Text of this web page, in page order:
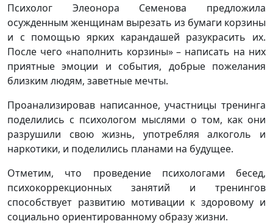
Психолог Элеонора Семенова предложила
осужденным женщинам вырезать из бумаги корзины
и с помощью ярких карандашей разукрасить их.
После чего «наполнить корзины» – написать на них
приятные эмоции и события, добрые пожелания
близким людям, заветные мечты.
Проанализировав написанное, участницы тренинга
поделились с психологом мыслями о том, как они
разрушили свою жизнь, употребляя алкоголь и
наркотики, и поделились планами на будущее.
Отметим, что проведение психологами бесед,
психокоррекционных занятий и тренингов
способствует развитию мотивации к здоровому и
социально ориентированному образу жизни.